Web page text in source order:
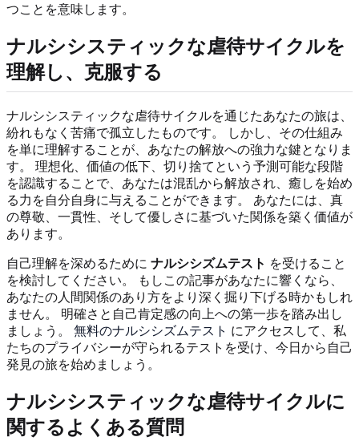
つことを意味します。
ナルシシスティックな虐待サイクルを
理解し、克服する
ナルシシスティックな虐待サイクルを通じたあなたの旅は、
紛れもなく苦痛で孤立したものです。 しかし、その仕組み
を単に理解することが、あなたの解放への強力な鍵となりま
す。 理想化、価値の低下、切り捨てという予測可能な段階
を認識することで、あなたは混乱から解放され、癒しを始め
る力を自分自身に与えることができます。 あなたには、真
の尊敬、一貫性、そして優しさに基づいた関係を築く価値が
あります。
自己理解を深めるために ナルシシズムテスト を受けること
を検討してください。 もしこの記事があなたに響くなら、
あなたの人間関係のあり方をより深く掘り下げる時かもしれ
ません。 明確さと自己肯定感の向上への第一歩を踏み出し
ましょう。 無料のナルシシズムテスト にアクセスして、私
たちのプライバシーが守られるテストを受け、今日から自己
発見の旅を始めましょう。
ナルシシスティックな虐待サイクルに
関するよくある質問